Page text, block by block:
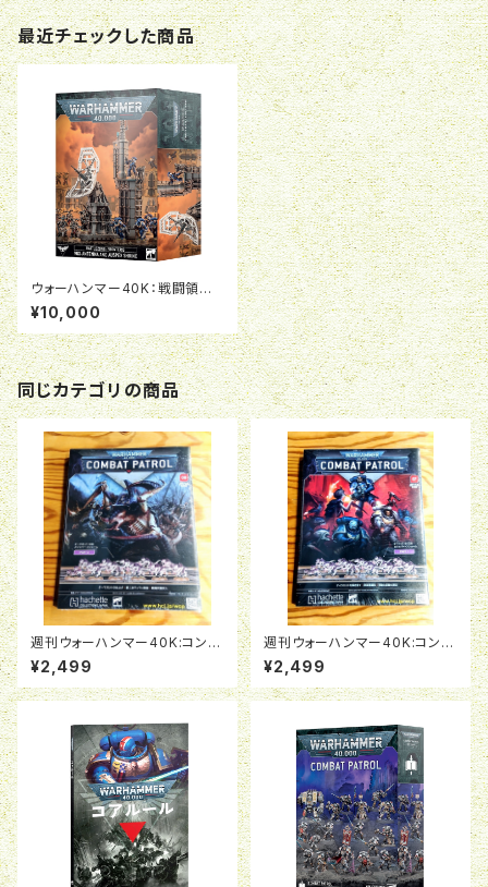
最近チェックした商品
ウォーハンマー40K：戦闘領域:
開拓区画 - ヴォクスアンテナ&
探兆聖壇
¥10,000
同じカテゴリの商品
週刊ウォーハンマー40K:コンバ
ットパトロール08号
¥2,499
週刊ウォーハンマー40K:コンバ
ットパトロール07号
¥2,499